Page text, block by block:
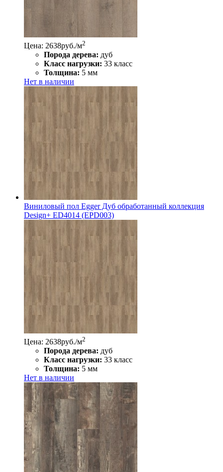
Цена: 2638руб./м2
Порода дерева: дуб
Класс нагрузки: 33 класс
Толщина: 5 мм
Нет в наличии
Виниловый пол Egger Дуб обработанный коллекция
Design+ ED4014 (EPD003)
Цена: 2638руб./м2
Порода дерева: дуб
Класс нагрузки: 33 класс
Толщина: 5 мм
Нет в наличии